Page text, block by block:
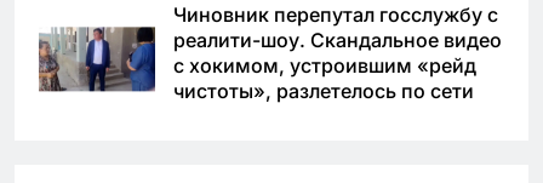
Чиновник перепутал госслужбу с
реалити-шоу. Скандальное видео
с хокимом, устроившим «рейд
чистоты», разлетелось по сети